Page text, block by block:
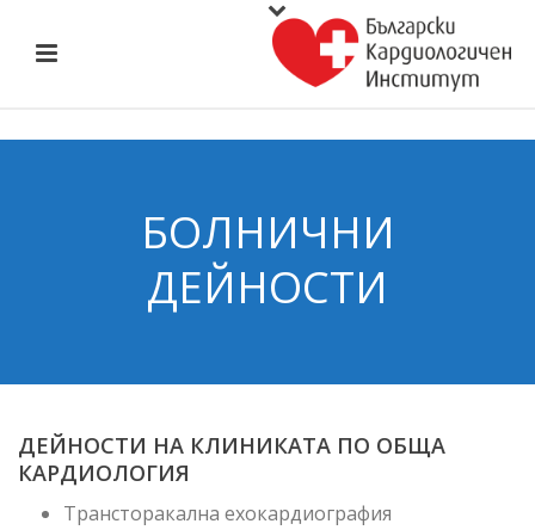
БОЛНИЧНИ
ДЕЙНОСТИ
ДЕЙНОСТИ НА КЛИНИКАТА ПО ОБЩА
КАРДИОЛОГИЯ
Трансторакална ехокардиография